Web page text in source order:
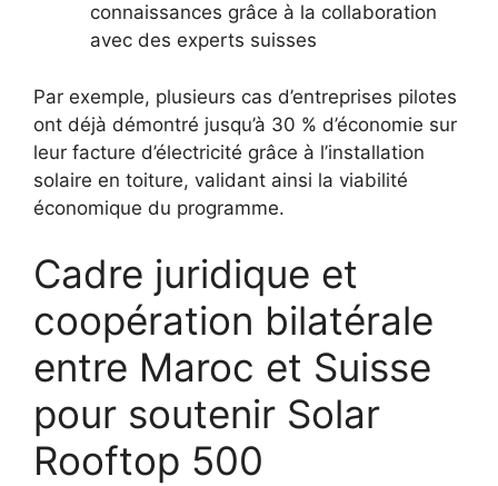
connaissances grâce à la collaboration
avec des experts suisses
Par exemple, plusieurs cas d’entreprises pilotes
ont déjà démontré jusqu’à 30 % d’économie sur
leur facture d’électricité grâce à l’installation
solaire en toiture, validant ainsi la viabilité
économique du programme.
Cadre juridique et
coopération bilatérale
entre Maroc et Suisse
pour soutenir Solar
Rooftop 500